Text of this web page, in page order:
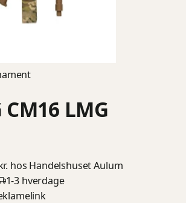
CM16 LMG
hos Handelshuset Aulum
1-3 hverdage